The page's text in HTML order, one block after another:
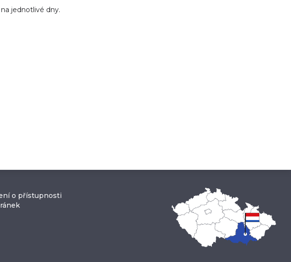
jednotlivé dny.
o přístupnosti